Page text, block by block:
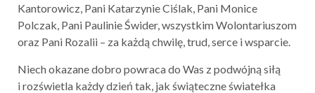
Kantorowicz, Pani Katarzynie Ciślak, Pani Monice
Polczak, Pani Paulinie Świder, wszystkim Wolontariuszom
oraz Pani Rozalii – za każdą chwilę, trud, serce i wsparcie.
Niech okazane dobro powraca do Was z podwójną siłą
i rozświetla każdy dzień tak, jak świąteczne światełka